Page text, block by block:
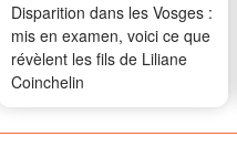
Disparition dans les Vosges :
mis en examen, voici ce que
révèlent les fils de Liliane
Coinchelin